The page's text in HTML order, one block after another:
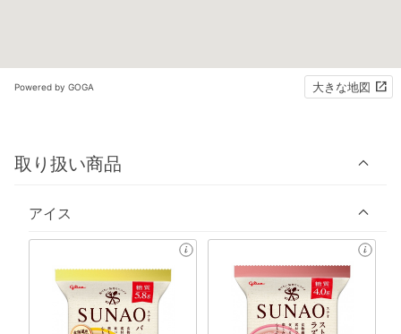
Powered by GOGA 大きな地図
取り扱い商品
アイス